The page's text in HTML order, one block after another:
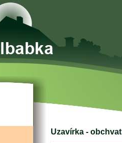
Uzavírka -